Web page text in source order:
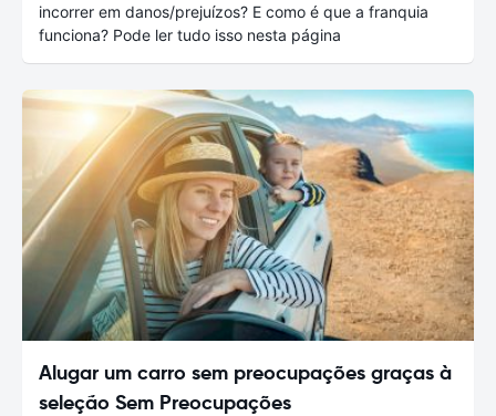
incorrer em danos/prejuízos? E como é que a franquia
funciona? Pode ler tudo isso nesta página
Alugar um carro sem preocupações graças à
seleção Sem Preocupações